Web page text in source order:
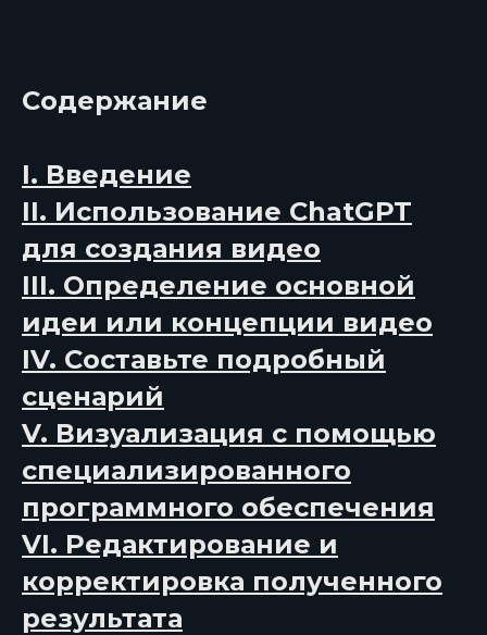
Содержание
I. Введение
II. Использование ChatGPT
для создания видео
III. Определение основной
идеи или концепции видео
IV. Составьте подробный
сценарий
V. Визуализация с помощью
специализированного
программного обеспечения
VI. Редактирование и
корректировка полученного
результата